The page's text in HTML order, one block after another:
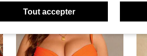
Tout accepter